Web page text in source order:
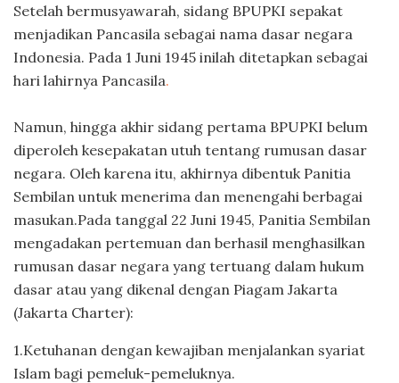
Setelah bermusyawarah, sidang BPUPKI sepakat
menjadikan Pancasila sebagai nama dasar negara
Indonesia. Pada 1 Juni 1945 inilah ditetapkan sebagai
hari lahirnya Pancasila.
Namun, hingga akhir sidang pertama BPUPKI belum
diperoleh kesepakatan utuh tentang rumusan dasar
negara. Oleh karena itu, akhirnya dibentuk Panitia
Sembilan untuk menerima dan menengahi berbagai
masukan.Pada tanggal 22 Juni 1945, Panitia Sembilan
mengadakan pertemuan dan berhasil menghasilkan
rumusan dasar negara yang tertuang dalam hukum
dasar atau yang dikenal dengan Piagam Jakarta
(Jakarta Charter):
1.Ketuhanan dengan kewajiban menjalankan syariat
Islam bagi pemeluk-pemeluknya.